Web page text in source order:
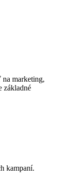
marketing,
základné
kampaní.